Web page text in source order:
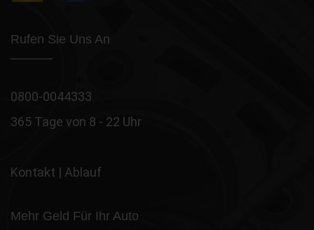
Rufen Sie Uns An
0800-0044333
365 Tage von 8 - 22 Uhr
Kontakt | Ablauf
Mehr Geld Für Ihr Auto